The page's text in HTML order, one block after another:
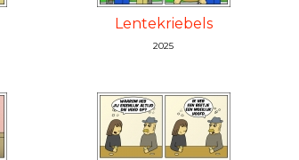
Lentekriebels
2025